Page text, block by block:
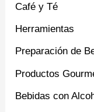
Café y Té
Herramientas
Preparación de
Productos
Bebidas con